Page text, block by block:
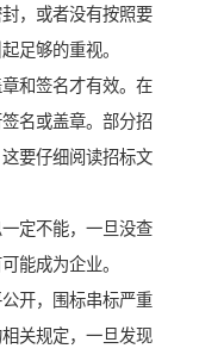
，或者没有按照要
足够的重视。
和签名才有效。在
名或盖章。部分招
要仔细阅读招标文
定不能，一旦没查
能成为企业。
开，围标串标严重
关规定，一旦发现